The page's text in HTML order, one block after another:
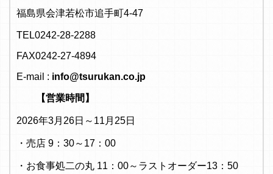
福島県会津若松市追手町4-47
TEL0242-28-2288
FAX0242-27-4894
E-mail : info@tsurukan.co.jp
【営業時間】
2026年3月26日～11月25日
・売店 9：30～17：00
・お食事処二の丸 11：00～ラストオーダー13：50